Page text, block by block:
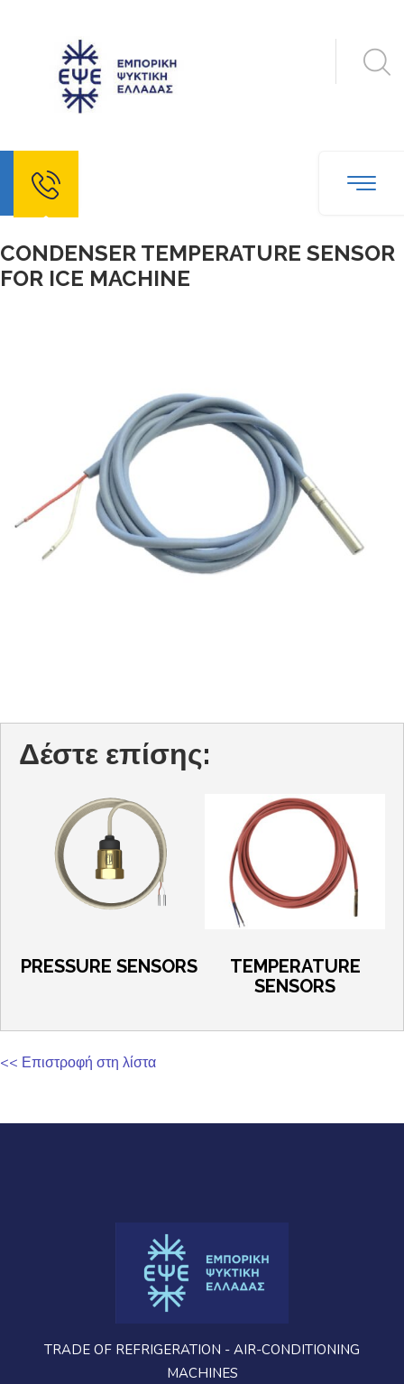
CONDENSER TEMPERATURE SENSOR
FOR ICE MACHINE
Δέστε επίσης:
PRESSURE SENSORS
TEMPERATURE
SENSORS
<< Επιστροφή στη λίστα
TRADE OF REFRIGERATION - AIR-CONDITIONING
MACHINES